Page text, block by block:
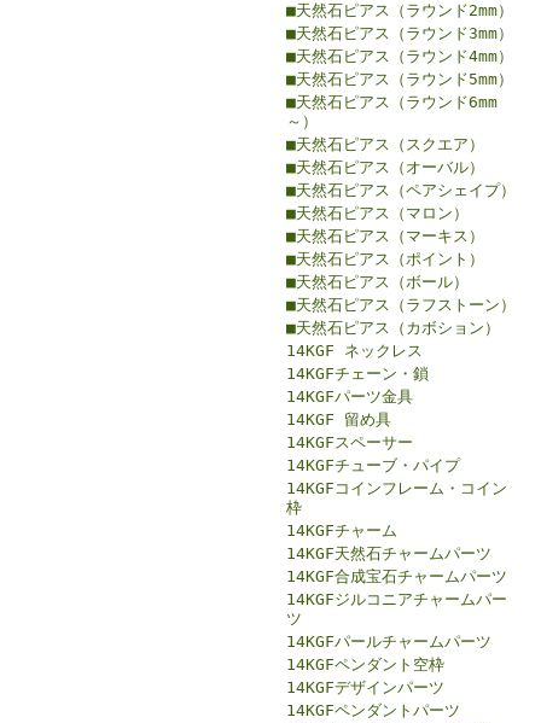
■天然石ピアス（ラウンド2mm）
■天然石ピアス（ラウンド3mm）
■天然石ピアス（ラウンド4mm）
■天然石ピアス（ラウンド5mm）
■天然石ピアス（ラウンド6mm
～）
■天然石ピアス（スクエア）
■天然石ピアス（オーバル）
■天然石ピアス（ペアシェイプ）
■天然石ピアス（マロン）
■天然石ピアス（マーキス）
■天然石ピアス（ポイント）
■天然石ピアス（ボール）
■天然石ピアス（ラフストーン）
■天然石ピアス（カボション）
14KGF ネックレス
14KGFチェーン・鎖
14KGFパーツ金具
14KGF 留め具
14KGFスペーサー
14KGFチューブ・パイプ
14KGFコインフレーム・コイン
枠
14KGFチャーム
14KGF天然石チャームパーツ
14KGF合成宝石チャームパーツ
14KGFジルコニアチャームパー
ツ
14KGFパールチャームパーツ
14KGFペンダント空枠
14KGFデザインパーツ
14KGFペンダントパーツ